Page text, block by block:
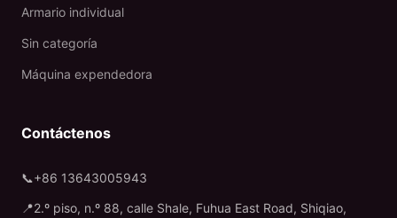
Armario individual
Sin categoría
Máquina expendedora
Contáctenos
📞+86 13643005943
📍2.º piso, n.º 88, calle Shale, Fuhua East Road, Shiqiao,